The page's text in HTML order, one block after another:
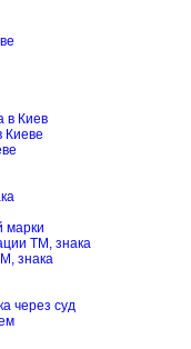
в Киев
Киеве
марки
ТМ, знака
знака
через суд